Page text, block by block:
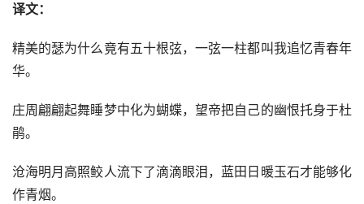
译文：
精美的瑟为什么竟有五十根弦，一弦一柱都叫我追忆青春年
华。
庄周翩翩起舞睡梦中化为蝴蝶，望帝把自己的幽恨托身于杜
鹃。
沧海明月高照鲛人流下了滴滴眼泪，蓝田日暖玉石才能够化
作青烟。